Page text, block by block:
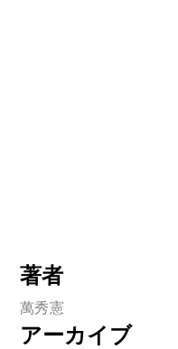
著者
萬秀憲
アーカイブ